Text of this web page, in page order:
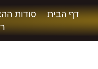
דף הבית סודות